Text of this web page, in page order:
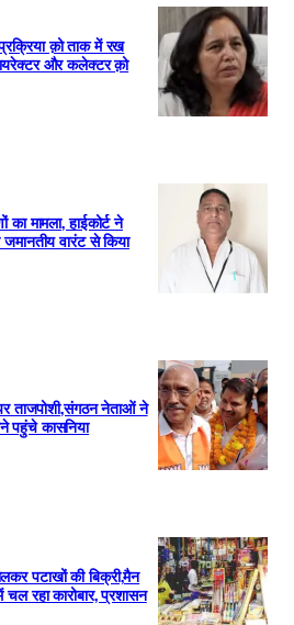
क़ो ताक में रख
और कलेक्टर क़ो
मामला, हाईकोर्ट ने
वारंट से किया
ताजपोशी,संगठन नेताओं ने
पहुंचे कासनिया
पटाखों की बिक्री,मैन
रहा कारोबार, प्रशासन